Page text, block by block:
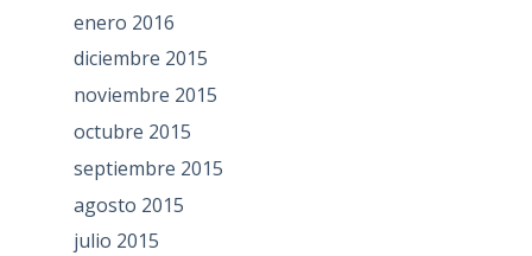
enero 2016
diciembre 2015
noviembre 2015
octubre 2015
septiembre 2015
agosto 2015
julio 2015